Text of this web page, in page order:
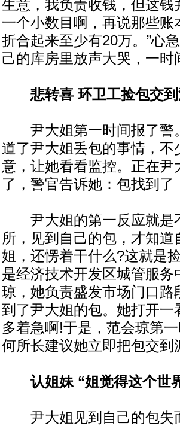
生意，我负责收钱，但这
一个小数目啊，再说那些
折合起来至少有20万。”心
己的库房里放声大哭，一
悲转喜 环卫工捡包交
尹大姐第一时间报了警
道了尹大姐丢包的事情，
意，让她看看监控。正在
了，警官告诉她：包找到
尹大姐的第一反应就是
所，见到自己的包，才知道
姐，还愣着干什么?这就是
是经济技术开发区城管服
琼，她负责盛发市场门口
到了尹大姐的包。她打开
多着急啊!于是，范会琼第
何所长建议她立即把包交到
认姐妹 “姐觉得这个世
尹大姐见到自己的包失